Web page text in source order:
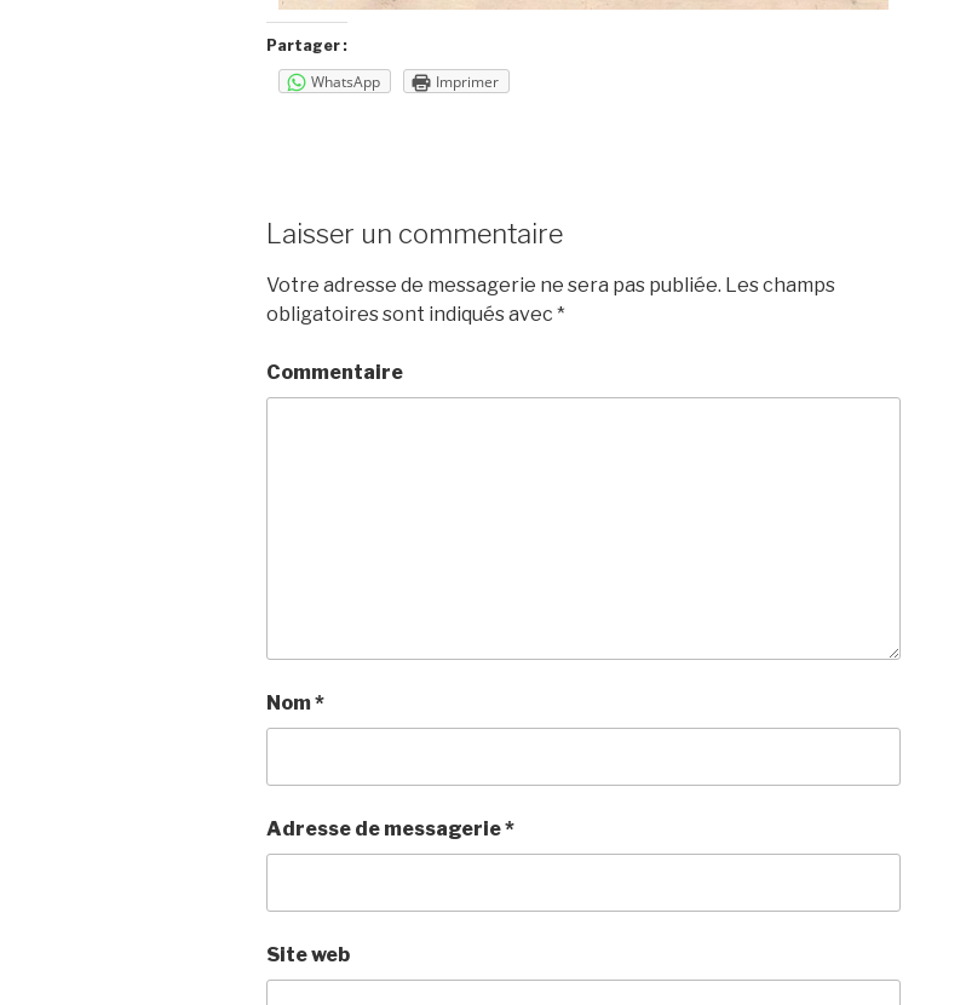
Partager :
WhatsApp Imprimer
Laisser un commentaire
Votre adresse de messagerie ne sera pas publiée. Les champs
obligatoires sont indiqués avec *
Commentaire
Nom*
Adresse de messagerie*
Site web